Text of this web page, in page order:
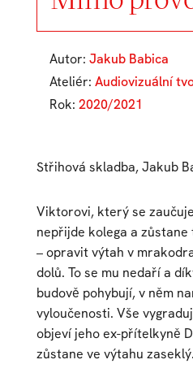
Autor: Jakub Babica
Ateliér: Audiovizuální
Rok: 2020/2021
Střihová skladba, Jakub
Viktorovi, který se
nepřijde kolega a
– opravit výtah v
dolů. To se mu nedaří a
budově pohybují, v něm
vyloučenosti. Vše
objeví jeho ex-přítelkyně
zůstane ve výtahu zaseklý.